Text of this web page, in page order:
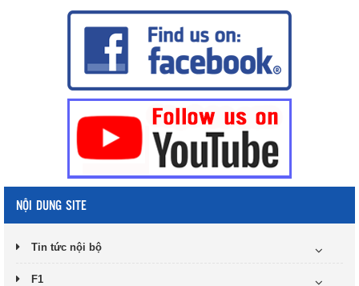
NỘI DUNG SITE
Tin tức nội bộ
F1